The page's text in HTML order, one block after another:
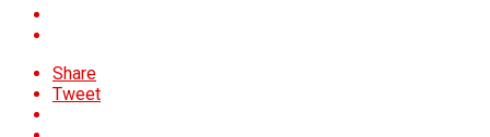
Share
Tweet